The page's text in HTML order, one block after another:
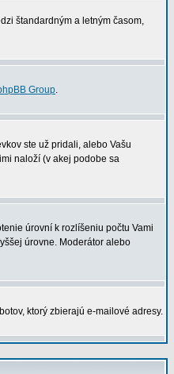
štandardným a letným časom,
Group.
ste už pridali, alebo Vašu
naloží (v akej podobe sa
úrovní k rozlíšeniu počtu Vami
úrovne. Moderátor alebo
ktorý zbierajú e-mailové adresy.